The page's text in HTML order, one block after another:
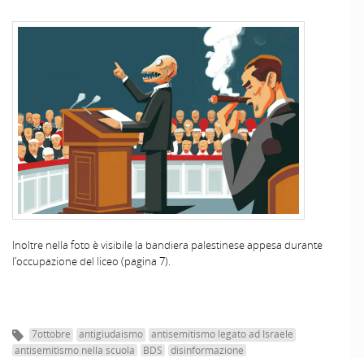
Inoltre nella foto è visibile la bandiera palestinese appesa durante
l’occupazione del liceo (pagina 7).
7ottobre antigiudaismo
antisemitismo legato ad Israele
antisemitismo nella scuola
BDS disinformazione